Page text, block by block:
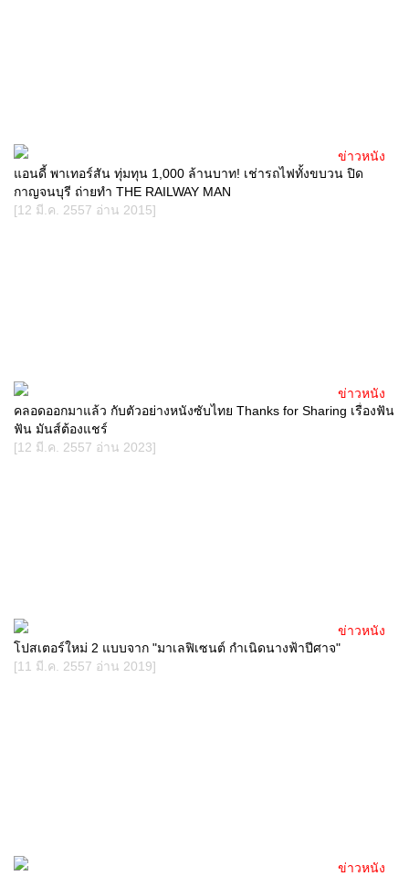
แอนดี้ พาเทอร์สัน ทุ่มทุน 1,000 ล้านบาท! เช่ารถไฟทั้งขบวน ปิด
กาญจนบุรี ถ่ายทำ THE RAILWAY MAN
[12 มี.ค. 2557 อ่าน 2015]
ข่าวหนัง
คลอดออกมาแล้ว กับตัวอย่างหนังซับไทย Thanks for Sharing เรื่องฟัน
ฟัน มันส์ต้องแชร์
[12 มี.ค. 2557 อ่าน 2023]
ข่าวหนัง
โปสเตอร์ใหม่ 2 แบบจาก "มาเลฟิเซนต์ กำเนิดนางฟ้าปีศาจ"
[11 มี.ค. 2557 อ่าน 2019]
ข่าวหนัง
ข่าวหนัง